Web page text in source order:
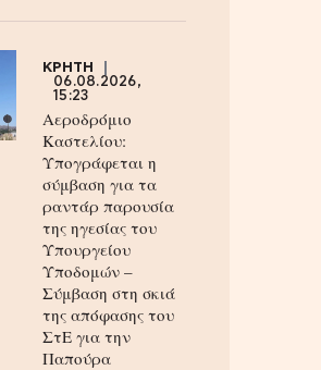
ΚΡΗΤΗ
06.08.2026,
15:23
Αεροδρόμιο
Καστελίου:
Υπογράφεται η
σύμβαση για τα
ραντάρ παρουσία
της ηγεσίας του
Υπουργείου
Υποδομών –
Σύμβαση στη σκιά
της απόφασης του
ΣτΕ για την
Παπούρα